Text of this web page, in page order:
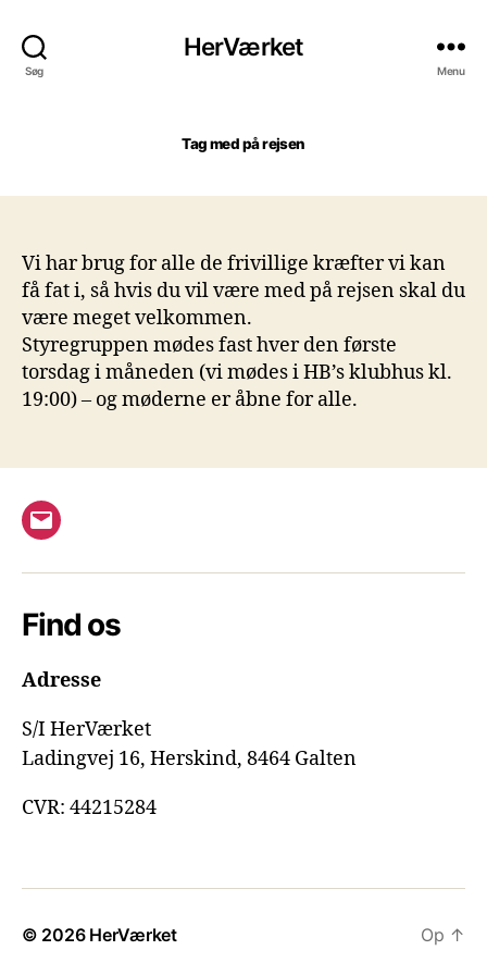
Søg
HerVærket
Menu
Tag med på rejsen
Vi har brug for alle de frivillige kræfter vi kan
få fat i, så hvis du vil være med på rejsen skal du
være meget velkommen.
Styregruppen mødes fast hver den første
torsdag i måneden (vi mødes i HB’s klubhus kl.
19:00) – og møderne er åbne for alle.
E-
Find os
Adresse
S/I HerVærket
Ladingvej 16, Herskind, 8464 Galten
CVR: 44215284
© 2026 HerVærket Op ↑